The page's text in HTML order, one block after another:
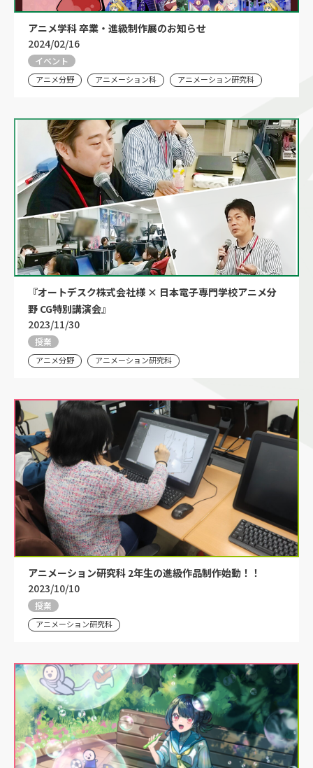
アニメ学科 卒業・進級制作展のお知らせ
2024/02/16
イベント
アニメ分野 アニメーション科 アニメーション研究科
『オートデスク株式会社様 × 日本電子専門学校アニメ分
野 CG特別講演会』
2023/11/30
授業
アニメ分野 アニメーション研究科
アニメーション研究科 2年生の進級作品制作始動！！
2023/10/10
授業
アニメーション研究科